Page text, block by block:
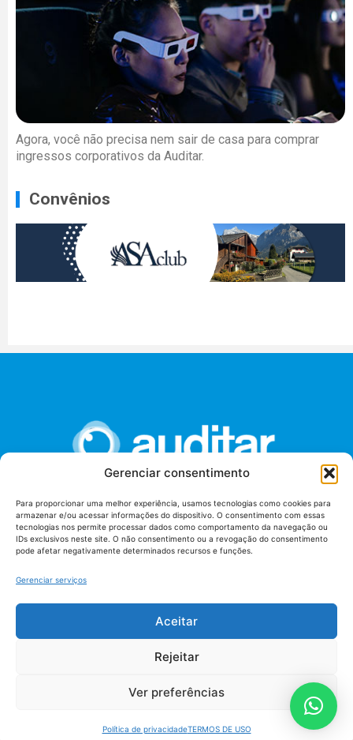
Gerenciar consentimento
Para proporcionar uma melhor experiência, usamos tecnologias como cookies para
armazenar e/ou acessar informações do dispositivo. O consentimento com essas
tecnologias nos permite processar dados como comportamento da navegação ou
IDs exclusivos neste site. O não consentimento ou a revogação do consentimento
pode afetar negativamente determinados recursos e funções.
Gerenciar serviços
Aceitar
Rejeitar
Ver preferências
Política de privacidadeTERMOS DE USO
Agora, você não precisa nem sair de casa para comprar
ingressos corporativos da Auditar.
Convênios
União dos Auditores Federais de Controle Externo -
AUDITAR
Setor de Administração Federal Sul (SAF/Sul), Qd. 04, Lt. 01
Tribunal de Contas da União (TCU), Subsolo, Sala S04
Termos de uso
AUDITAR todos os direitos reservados - 2026 |Fábrica de Código